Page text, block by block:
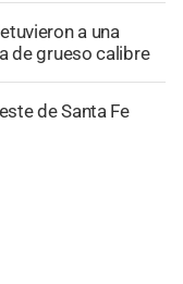
a una
de grueso calibre
de Santa Fe